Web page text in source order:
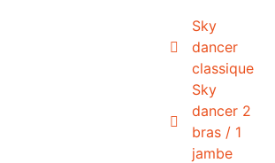
Sky
dancer
classique
Sky
dancer 2
bras / 1
jambe